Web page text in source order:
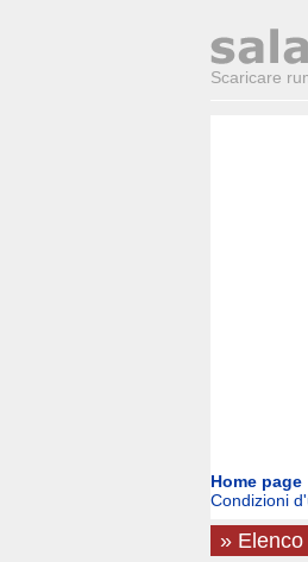
Scaricare
Home page
Condizioni
» Elenco